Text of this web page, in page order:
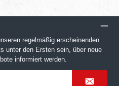
regelmäßig erscheinenden
unter den Ersten sein, über neue
informiert werden.